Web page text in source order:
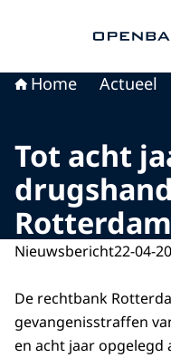
Home Actueel
Tot acht
Nieuwsbericht22-04-
De rechtbank
gevangenisstraffen
en acht jaar opgelegd